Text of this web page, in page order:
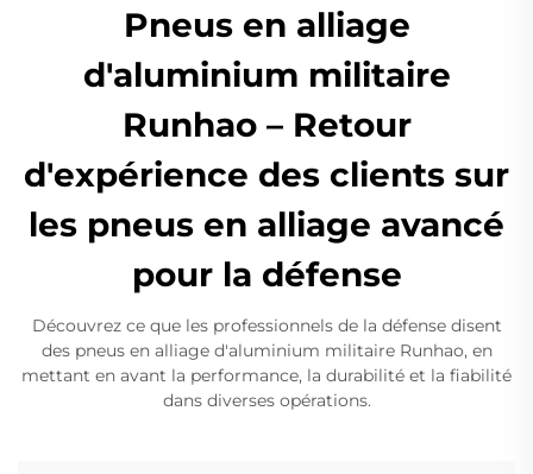
Pneus en alliage
d'aluminium militaire
Runhao – Retour
d'expérience des clients sur
les pneus en alliage avancé
pour la défense
Découvrez ce que les professionnels de la défense disent
des pneus en alliage d'aluminium militaire Runhao, en
mettant en avant la performance, la durabilité et la fiabilité
dans diverses opérations.